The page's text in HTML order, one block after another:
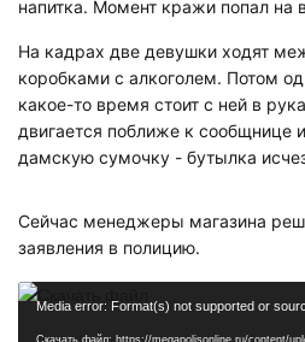
напитка. Момент кражи попал на
На кадрах две девушки ходят
коробками с алкоголем. Потом
какое-то время стоит с ней в
двигается поближе к сообщнице
дамскую сумочку - бутылка
Сейчас менеджеры магазина
заявления в полицию.
Видеоплеер
Media error: Format(s) not supported or